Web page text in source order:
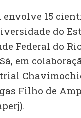
envolve 15
do
Federal do
em
Filho de